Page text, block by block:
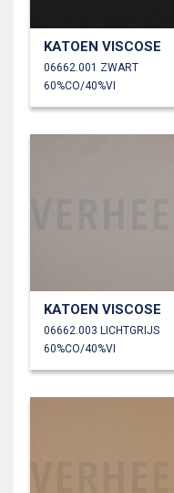
KATOEN VISCOSE
06662.001 ZWART
60%CO/40%VI
KATOEN VISCOSE
06662.003 LICHTGRIJS
60%CO/40%VI